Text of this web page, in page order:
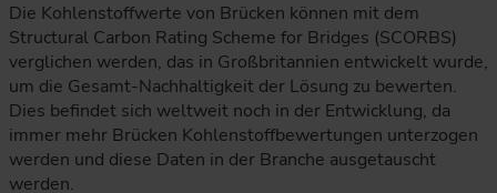
Die Kohlenstoffwerte von Brücken können mit dem
Structural Carbon Rating Scheme for Bridges (SCORBS)
verglichen werden, das in Großbritannien entwickelt wurde,
um die Gesamt-Nachhaltigkeit der Lösung zu bewerten.
Dies befindet sich weltweit noch in der Entwicklung, da
immer mehr Brücken Kohlenstoffbewertungen unterzogen
werden und diese Daten in der Branche ausgetauscht
werden.